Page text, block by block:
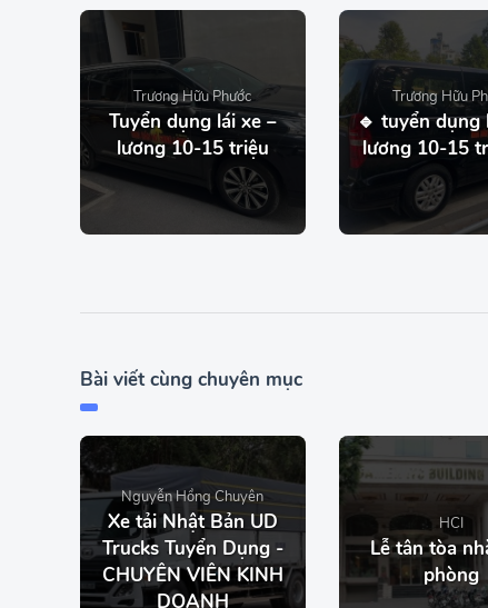
Trương Hữu Phước
Tuyển dụng lái xe –
lương 10-15 triệu
Trương Hữu
🔹 tuyển dụng
lương 10-15
Bài viết cùng chuyên mục
Nguyễn Hồng Chuyên
Xe tải Nhật Bản UD
Trucks Tuyển Dụng -
CHUYÊN VIÊN KINH
DOANH
HCI
Lễ tân tòa
phòng